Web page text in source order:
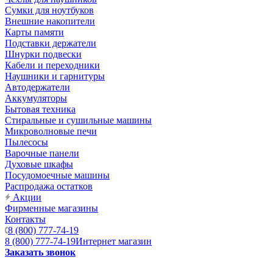
Сумки для ноутбуков
Внешние накопители
Карты памяти
Подставки держатели
Шнурки подвески
Кабели и переходники
Наушники и гарнитуры
Автодержатели
Аккумуляторы
Бытовая техника
Стиральные и сушильные машины
Микроволновые печи
Пылесосы
Варочные панели
Духовые шкафы
Посудомоечные машины
Распродажа остатков
Акции
Фирменные магазины
Контакты
8 (800) 777-74-19
8 (800) 777-74-19Интернет магазин
Заказать звонок